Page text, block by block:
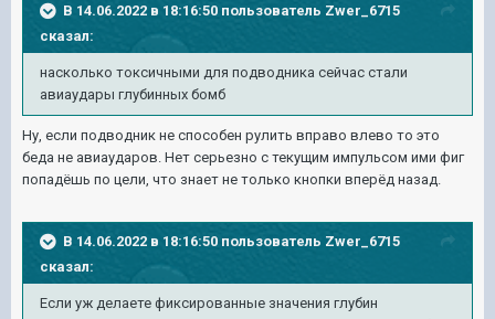
В 14.06.2022 в 18:16:50 пользователь Zwer_6715
сказал:
насколько токсичными для подводника сейчас стали
авиаудары глубинных бомб
Ну, если подводник не способен рулить вправо влево то это
беда не авиаударов. Нет серьезно с текущим импульсом ими фиг
попадёшь по цели, что знает не только кнопки вперёд назад.
В 14.06.2022 в 18:16:50 пользователь Zwer_6715
сказал:
Если уж делаете фиксированные значения глубин